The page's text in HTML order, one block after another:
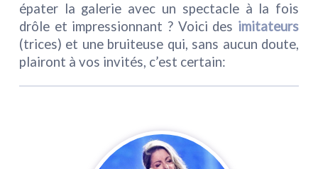
épater la galerie avec un spectacle à la fois
drôle et impressionnant ? Voici des imitateurs
(trices) et une bruiteuse qui, sans aucun doute,
plairont à vos invités, c’est certain: